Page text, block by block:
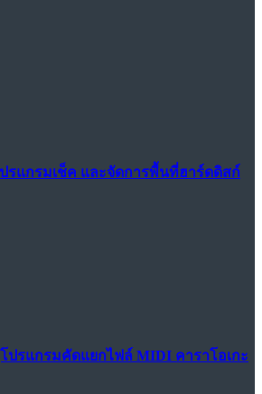
ปรแกรมเช็ค และจัดการพื้นที่ฮาร์ดดิสก์
โปรแกรมคัดแยกไฟล์ MIDI คาราโอเกะ